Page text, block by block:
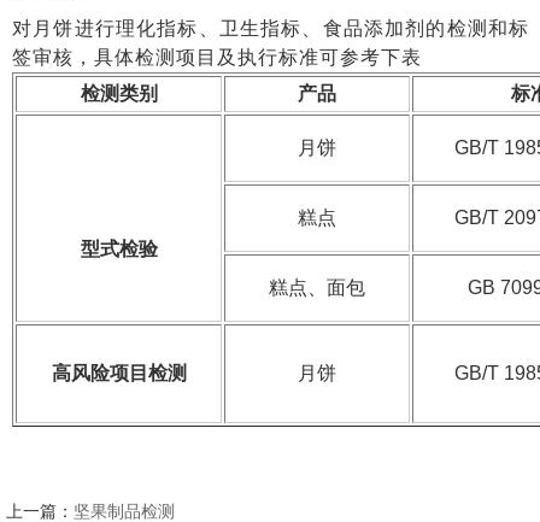
对月饼进行理化指标、卫生指标、食品添加剂的检测和标
签审核，具体检测项目及执行标准可参考下表
检测类别
产品 标
型式检验
月饼 GB/T
糕点 GB/T
糕点、面包 GB
高风险项目检测 月饼 GB/T
上一篇： 坚果制品检测